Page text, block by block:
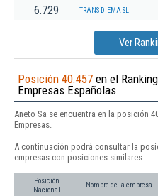
6.729 TRANS DIEMA SL
Ver
Posición 40.457 en el
Empresas Españolas
Aneto Sa se encuentra en la posición
Empresas.
A continuación podrá consultar la
empresas con posiciones similares:
Posición
Nacional
Nombre de la empresa